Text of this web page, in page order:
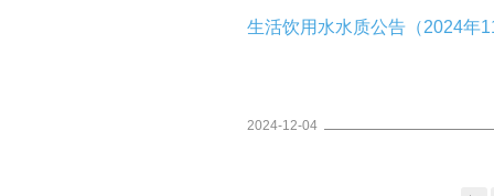
生活饮用水水质公告（2024年
2024-12-04